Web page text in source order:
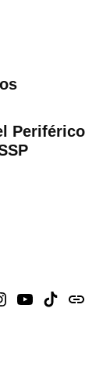
Periférico
YoutubeTiktokissuu